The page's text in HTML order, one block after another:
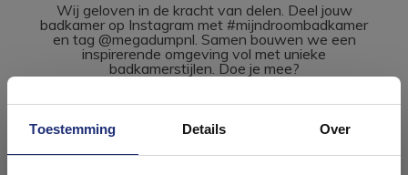
Toestemming Details Over
Wij geloven in de kracht van delen. Deel jouw
badkamer op Instagram met #mijndroombadkamer
en tag @megadumpnl. Samen bouwen we een
inspirerende omgeving vol met unieke
badkamerstijlen. Doe je mee?